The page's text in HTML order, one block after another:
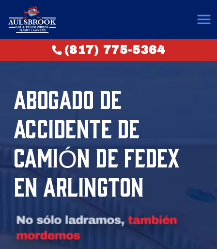
(817) 775-5364
ABOGADO DE
ACCIDENTE DE
CAMIÓN DE FEDEX
EN ARLINGTON